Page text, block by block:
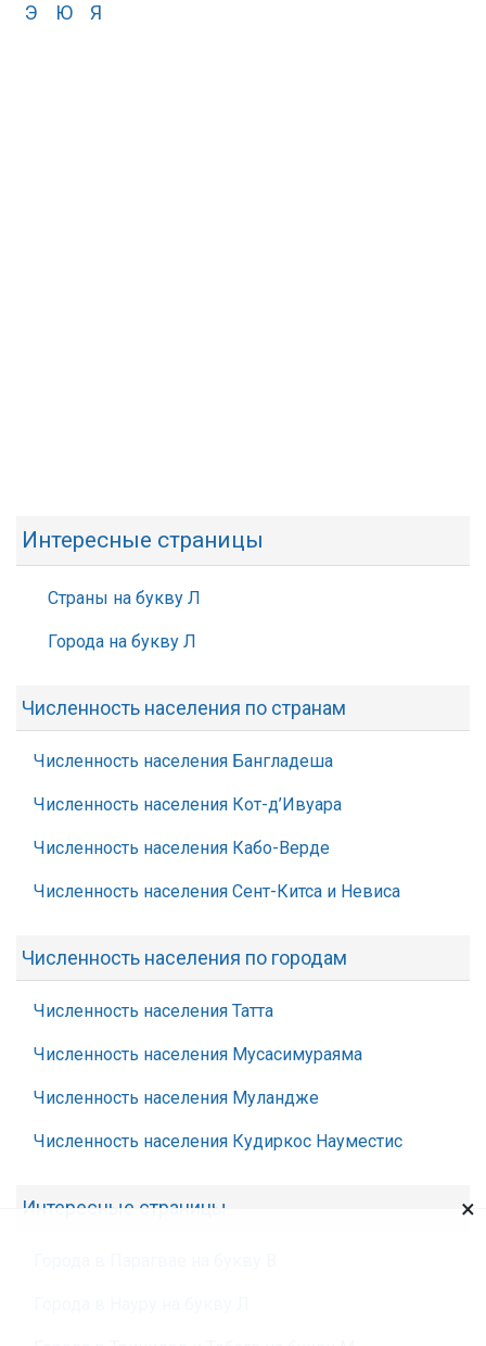
Э
Ю Я
Интересные страницы
Страны на букву Л
Города на букву Л
Численность населения по странам
Численность населения Бангладеша
Численность населения Кот-д’Ивуара
Численность населения Кабо-Верде
Численность населения Сент-Китса и Невиса
Численность населения по городам
Численность населения Татта
Численность населения Мусасимураяма
Численность населения Муландже
Численность населения Кудиркос Науместис
Интересные страницы ×